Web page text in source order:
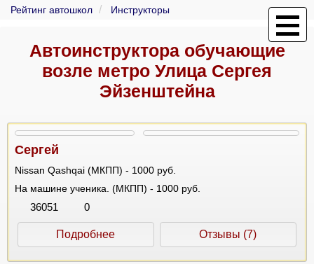
Рейтинг автошкол Инструкторы
Автоинструктора обучающие
возле метро Улица Сергея
Эйзенштейна
Сергей
Nissan Qashqai (МКПП) - 1000 руб.
На машине ученика. (МКПП) - 1000 руб.
36051 0
Подробнее Отзывы (7)